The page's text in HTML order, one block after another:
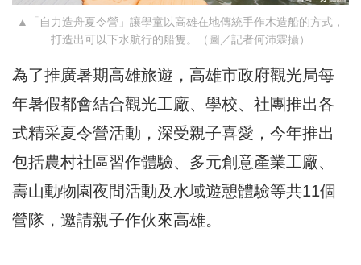
▲「自力造舟夏令營」讓學童以高雄在地傳統手作木造船的方式，
打造出可以下水航行的船隻。（圖／記者何沛霖攝）
為了推廣暑期高雄旅遊，高雄市政府觀光局每
年暑假都會結合觀光工廠、學校、社團推出各
式精采夏令營活動，深受親子喜愛，今年推出
包括農村社區習作體驗、多元創意產業工廠、
壽山動物園夜間活動及水域遊憩體驗等共11個
營隊，邀請親子作伙來高雄。